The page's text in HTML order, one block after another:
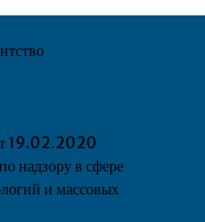
19.02.2020
надзору в сфере
и массовых